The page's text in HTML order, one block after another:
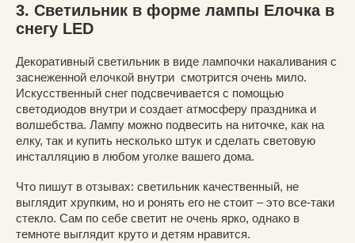
3. Светильник в форме лампы Елочка в
снегу LED
Декоративный светильник в виде лампочки накаливания с
заснеженной елочкой внутри смотрится очень мило.
Искусственный снег подсвечивается с помощью
светодиодов внутри и создает атмосферу праздника и
волшебства. Лампу можно подвесить на ниточке, как на
елку, так и купить несколько штук и сделать световую
инсталляцию в любом уголке вашего дома.
Что пишут в отзывах: светильник качественный, не
выглядит хрупким, но и ронять его не стоит – это все-таки
стекло. Сам по себе светит не очень ярко, однако в
темноте выглядит круто и детям нравится.